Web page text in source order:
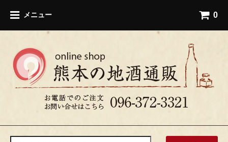
メニュー 0